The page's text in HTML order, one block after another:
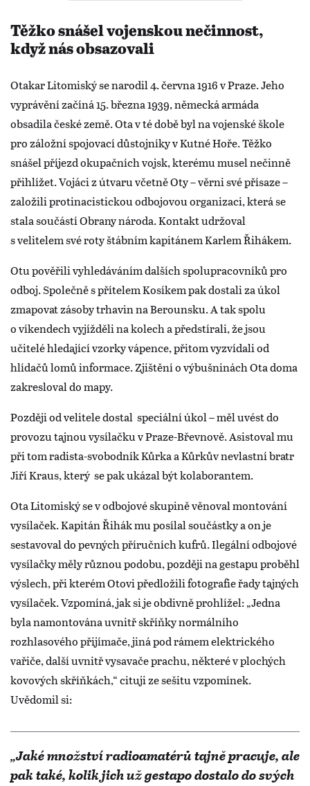
Těžko snášel vojenskou nečinnost,
když nás obsazovali
Otakar Litomiský se narodil 4. června 1916 v Praze. Jeho
vyprávění začíná 15. března 1939, německá armáda
obsadila české země. Ota v té době byl na vojenské škole
pro záložní spojovací důstojníky v Kutné Hoře. Těžko
snášel příjezd okupačních vojsk, kterému musel nečinně
přihlížet. Vojáci z útvaru včetně Oty – věrni své přísaze –
založili protinacistickou odbojovou organizaci, která se
stala součástí Obrany národa. Kontakt udržoval
s velitelem své roty štábním kapitánem Karlem Řihákem.
Otu pověřili vyhledáváním dalších spolupracovníků pro
odboj. Společně s přítelem Kosíkem pak dostali za úkol
zmapovat zásoby trhavin na Berounsku. A tak spolu
o víkendech vyjížděli na kolech a předstírali, že jsou
učitelé hledající vzorky vápence, přitom vyzvídali od
hlídačů lomů informace. Zjištění o výbušninách Ota doma
zakresloval do mapy.
Později od velitele dostal speciální úkol – měl uvést do
provozu tajnou vysílačku v Praze-Břevnově. Asistoval mu
při tom radista-svobodník Kůrka a Kůrkův nevlastní bratr
Jiří Kraus, který se pak ukázal být kolaborantem.
Ota Litomiský se v odbojové skupině věnoval montování
vysílaček. Kapitán Řihák mu posílal součástky a on je
sestavoval do pevných příručních kufrů. Ilegální odbojové
vysílačky měly různou podobu, později na gestapu proběhl
výslech, při kterém Otovi předložili fotografie řady tajných
vysílaček. Vzpomíná, jak si je obdivně prohlížel: „Jedna
byla namontována uvnitř skříňky normálního
rozhlasového přijímače, jiná pod rámem elektrického
vařiče, další uvnitř vysavače prachu, některé v plochých
kovových skříňkách,“ cituji ze sešitu vzpomínek.
Uvědomil si:
„Jaké množství radioamatérů tajně pracuje, ale
pak také, kolik jich už gestapo dostalo do svých